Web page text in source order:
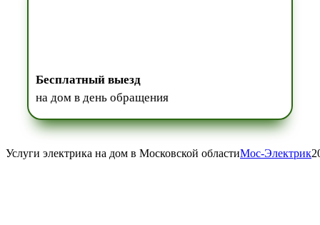
Бесплатный выезд
на дом в день обращения
Услуги электрика на дом в Московской областиМос-Электрик